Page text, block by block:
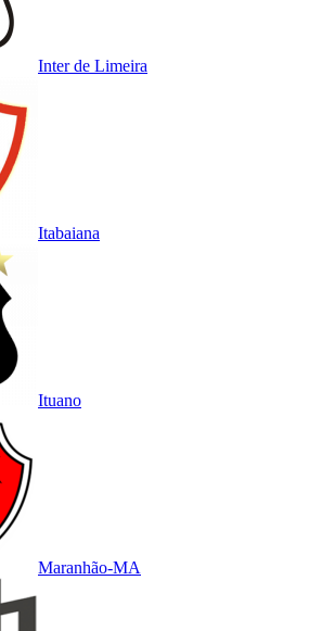
Inter de Limeira
Itabaiana
Ituano
Maranhão-MA